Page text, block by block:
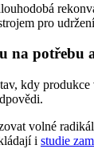
pro
na potřebu
kdy
volné
i studie